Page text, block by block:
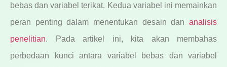
bebas dan variabel terikat. Kedua variabel ini memainkan
peran penting dalam menentukan desain dan analisis
penelitian. Pada artikel ini, kita akan membahas
perbedaan kunci antara variabel bebas dan variabel